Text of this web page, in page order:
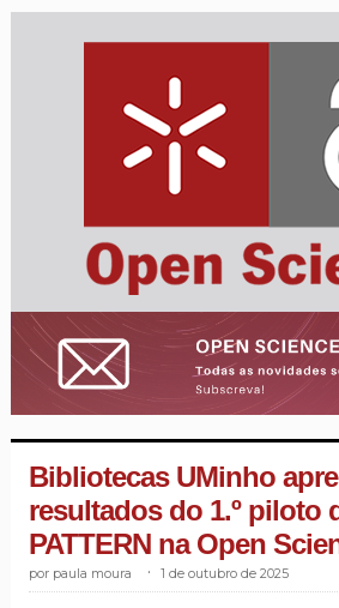
Bibliotecas UMinho
resultados do 1.º piloto
PATTERN na Open
paula moura 1 de outubro de 2025